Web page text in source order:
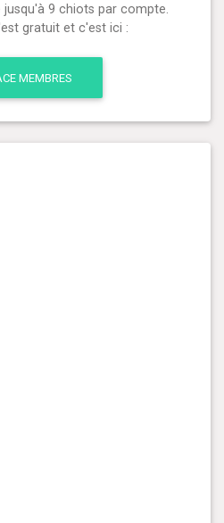
9 chiots par compte.
gratuit et c'est ici :
MEMBRES